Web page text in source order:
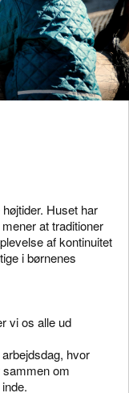
Huset har
at traditioner
af kontinuitet
i børnenes
vi os alle ud
hvor
om